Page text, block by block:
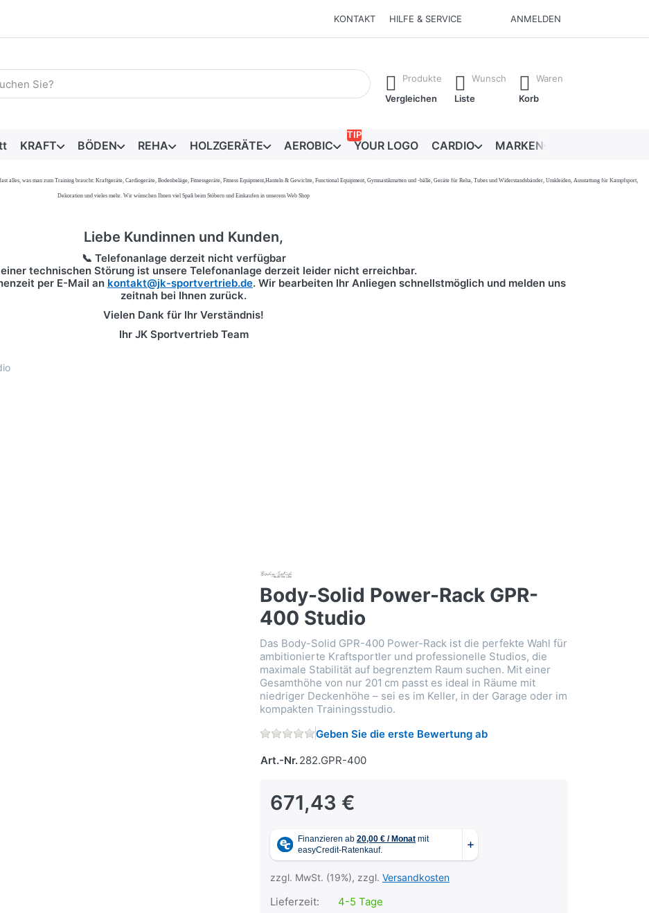
KONTAKT HILFE & SERVICE ANMELDEN
Suchbegriff ein. Während Sie tippen, erscheinen automatisch erste Ergebnisse. Drücken Sie die Eingabetaste, um alle Ergebnisse
Produkte
Vergleichen
Wunsch
Liste
Waren
Korb
KRAFT BÖDEN REHA HOLZGERÄTE AEROBIC YOUR LOGO
TIP
CARDIO MARKEN
alles, was man zum Training braucht: Kraftgeräte, Cardiogeräte, Bodenbeläge, Fitnessgeräte, Fitness Equipment,Hanteln & Gewichte, Functional Equipment, Gymnastikmatten und -bälle, Geräte für Reha, Tubes und Widerstandsbänder, Umkleiden, Ausstattung für Kampfsport,
Dekoration und vieles mehr. Wir wünschen Ihnen viel Spaß beim Stöbern und Einkaufen in unserem Web Shop
Liebe Kundinnen und Kunden,
📞 Telefonanlage derzeit nicht verfügbar
technischen Störung ist unsere Telefonanlage derzeit leider nicht erreichbar.
per E-Mail an kontakt@jk-sportvertrieb.de. Wir bearbeiten Ihr Anliegen schnellstmöglich und melden uns
zeitnah bei Ihnen zurück.
Vielen Dank für Ihr Verständnis!
Ihr JK Sportvertrieb Team
Body-Solid Power-Rack GPR-
400 Studio
Das Body-Solid GPR-400 Power-Rack ist die perfekte Wahl für
ambitionierte Kraftsportler und professionelle Studios, die
maximale Stabilität auf begrenztem Raum suchen. Mit einer
Gesamthöhe von nur 201 cm passt es ideal in Räume mit
niedriger Deckenhöhe – sei es im Keller, in der Garage oder im
kompakten Trainingsstudio.
Geben Sie die erste Bewertung ab
Art.-Nr.282.GPR-400
671,43 €
zzgl. MwSt. (19%), zzgl. Versandkosten
Lieferzeit:
4-5 Tage